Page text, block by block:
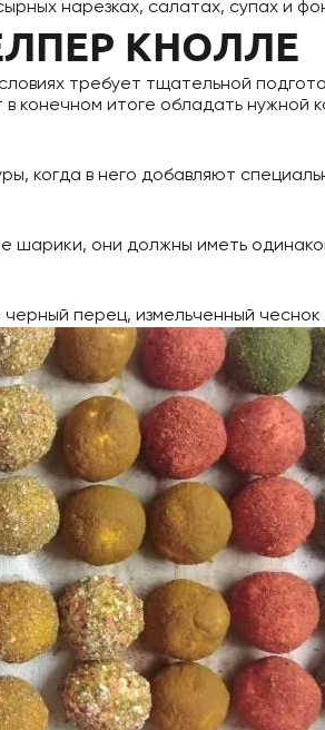
нарезках, салатах, супах и
КНОЛЛЕ
требует тщательной
конечном итоге обладать нужной
когда в него добавляют
шарики, они должны иметь
перец, измельченный